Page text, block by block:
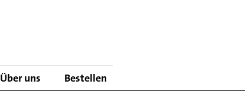
Über uns Bestellen